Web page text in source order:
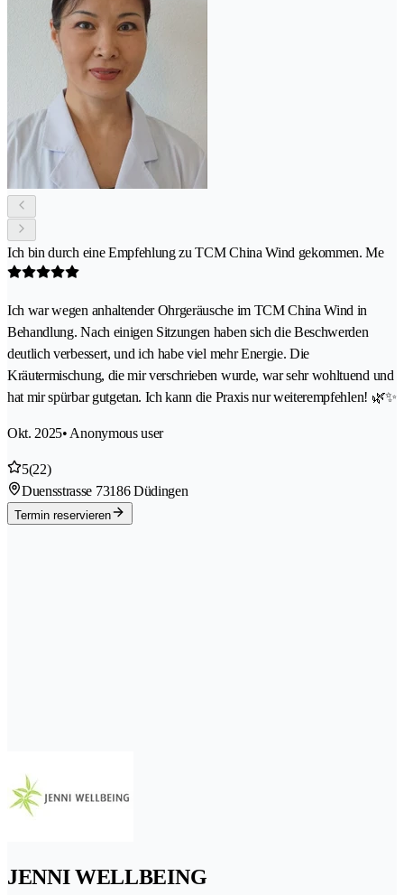
Ich bin durch eine Empfehlung zu TCM China Wind gekommen. Me
Ich war wegen anhaltender Ohrgeräusche im TCM China Wind in
Behandlung. Nach einigen Sitzungen haben sich die Beschwerden
deutlich verbessert, und ich habe viel mehr Energie. Die
Kräutermischung, die mir verschrieben wurde, war sehr wohltuend und
hat mir spürbar gutgetan. Ich kann die Praxis nur weiterempfehlen! 🌿✨
Okt. 2025• Anonymous user
5(22)
Duensstrasse 73186 Düdingen
Termin reservieren
JENNI WELLBEING